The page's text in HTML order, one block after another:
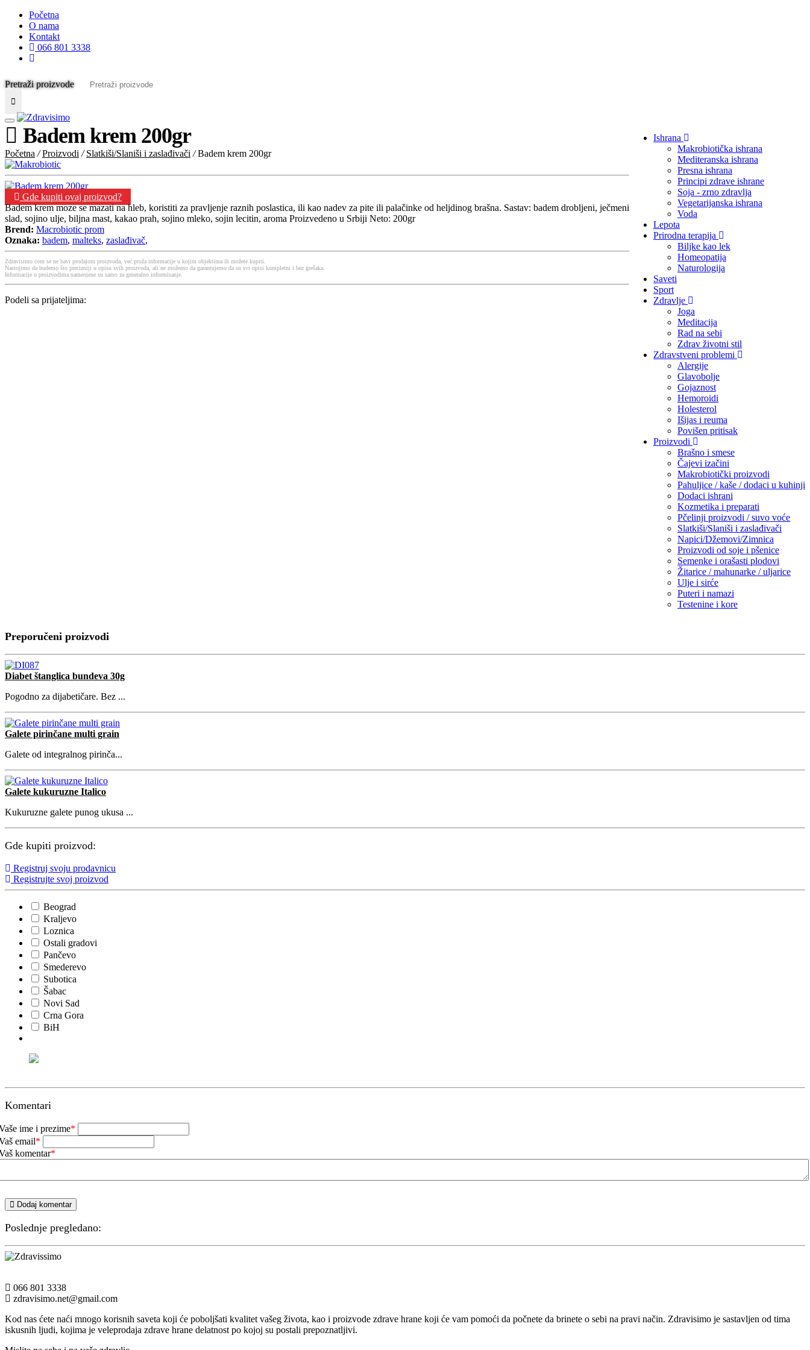
Početna
O nama
Kontakt
066 801 3338
Pretraži proizvode
Ishrana
Makrobiotička ishrana
Mediteranska ishrana
Presna ishrana
Principi zdrave ishrane
Soja - zrno zdravlja
Vegetarijanska ishrana
Voda
Lepota
Prirodna terapija
Biljke kao lek
Homeopatija
Naturologija
Saveti
Sport
Zdravlje
Joga
Meditacija
Rad na sebi
Zdrav životni stil
Zdravstveni problemi
Alergije
Glavobolje
Gojaznost
Hemoroidi
Holesterol
Išijas i reuma
Povišen pritisak
Proizvodi
Brašno i smese
Čajevi izačini
Makrobiotički proizvodi
Pahuljice / kaše / dodaci u kuhinji
Dodaci ishrani
Kozmetika i preparati
Pčelinji proizvodi / suvo voće
Slatkiši/Slaniši i zaslađivači
Napici/Džemovi/Zimnica
Proizvodi od soje i pšenice
Semenke i orašasti plodovi
Žitarice / mahunarke / uljarice
Ulje i sirće
Puteri i namazi
Testenine i kore
Badem krem 200gr
Početna / Proizvodi / Slatkiši/Slaniši i zaslađivači /Badem krem 200gr
Gde kupiti ovaj proizvod?
Badem krem moze se mazati na hleb, koristiti za pravljenje raznih poslastica, ili kao nadev za pite ili palačinke od heljdinog brašna. Sastav: badem drobljeni, ječmeni
slad, sojino ulje, biljna mast, kakao prah, sojino mleko, sojin lecitin, aroma Proizvedeno u Srbiji Neto: 200gr
Brend: Macrobiotic prom
Oznaka: badem, malteks, zaslađivač,
Zdravisimo.com se ne bavi prodajom proizvoda, već pruža informacije u kojim objektima ih možete kupiti.
Nastojimo da budemo što precizniji u opisu svih proizvoda, ali ne možemo da garantujemo da su svi opisi kompletni i bez grešaka.
Informacije o proizvodima namenjene su samo za generalno informisanje.
Podeli sa prijateljima:
Preporučeni proizvodi
Diabet štanglica bundeva 30g
Pogodno za dijabetičare. Bez ...
Galete pirinčane multi grain
Galete od integralnog pirinča...
Galete kukuruzne Italico
Kukuruzne galete punog ukusa ...
Gde kupiti proizvod:
Registruj svoju prodavnicu
Registrujte svoj proizvod
Beograd
Kraljevo
Loznica
Ostali gradovi
Pančevo
Smederevo
Subotica
Šabac
Novi Sad
Crna Gora
BiH
Komentari
ime i prezime*
email*
komentar*
Dodaj komentar
Poslednje pregledano:
066 801 3338
zdravisimo.net@gmail.com
Kod nas ćete naći mnogo korisnih saveta koji će poboljšati kvalitet vašeg života, kao i proizvode zdrave hrane koji će vam pomoći da počnete da brinete o sebi na pravi način. Zdravisimo je sastavljen od tima
iskusnih ljudi, kojima je veleprodaja zdrave hrane delatnost po kojoj su postali prepoznatljivi.